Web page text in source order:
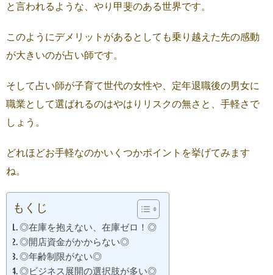
と言われるような、やり甲斐のある世界です。
このようにデメリットがあるとしても乗り越えた先の感動
が大きいのが占い師です。
そして占い師が子育て世代の女性や、定年退職後の男女に
職業として選ばれるのはやはりリスクの無さと、手軽さで
しょう。
どれほどお手軽なのかいくつかポイントを挙げてみます
ね。
もくじ
◎在庫を抱えない、在庫ゼロ！◎
◎開店資金がかからない◎
◎年齢制限がない◎
◎ビジネス展開の選択肢が多い◎